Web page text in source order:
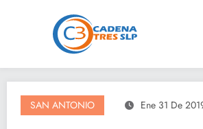
SAN ANTONIO Ene 31 De